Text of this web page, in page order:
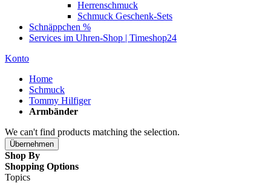
Herrenschmuck
Schmuck Geschenk-Sets
Schnäppchen %
Services im Uhren-Shop | Timeshop24
Konto
Home
Schmuck
Tommy Hilfiger
Armbänder
We can't find products matching the selection.
Übernehmen
Shop By
Shopping Options
Topics